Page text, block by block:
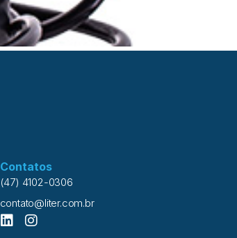
Contatos
(47) 4102-0306
contato@liter.com.br